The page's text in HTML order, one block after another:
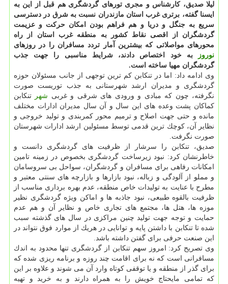
لیلا صدیق، كارشناس و مجری تورهای گردشگری هم قبل از این به
ایسنا گفته، برتری غرب استان مازندران نسبت به شرق در دسترسی
سریع به جنگل و دریا و هم فراهم بودن امكان حركت و عزیمت
گردشگران از اقصی نقاط كشور به منطقه غرب استان از راه
محورهای مواصلاتی كه بیشترین آمار تردد مسافران را در روزهای
نوروز
به خود اختصاص دادند، شرایط مناسبی را جهت جذب
گردشگران مهیا ساخته است.
وی ادامه داد: اما در تنكابن كم ترین توجهی از جانب مسئولان حوزه
گردشگری و مدیران ارشد شهرستانی به جذب توریست صورت
نگرفته، چون كه مبادی و ورودی‏ های شرقی و غربی شهر
تنكابن
كماكان پشت وعده های این سال و آن سال مدیران ادارات مختلف
مانده و حتی جهت اصلاح و ترمیم محور كمربندی و تولید خروجی و
نظایر آن، كوچك ترین قدمی توسط مسئولین ارشد ادارات شهرستان
صورت نگرفت.
صدیق، تنكابن را سرشار از ظرفیت های گردشگری دانست و
خاطرنشان كرد: نبود زیرساخت گردشگری بخصوص در زمینه تامین
امكانات رفاهی برای مسافران و گردشگران، سواحل بی ‎سروسامان
و مملو از آلودگی و زباله، نبود بازارها و بازارچه‏ های سنتی معتبر و
مطرح با عنایت به تولیدات خاص منطقه، عدم بهره برداری مناسب از
ظرفیت بالقوه طبیعی، نبود جاذبه ‏ها و اماكن ویژه گردشگری نظیر
موزه ها، هتل ها، مجتمع های تجاری خاص و نظایر آن و هم عدم
حمایت و توجه جهت تولید چنین مراكزی در سال های گذشته سبب
شده تا تنكابن با داشتن پایه و توانایی در هریك از موارد فوق نتواند در
این صنعت حرفی برای گفتن داشته باشد.
وی تصریح كرد: امروز سهم تنكابن از گردشگری تنها محدود به اندك
مسافرانی است كه نه برای اقامت چند روزه و برنامه ریزی شده كه
برای گذر از منطقه و یا توقفی كوتاه وارد آن می شوند و علاوه بر این
كه تمامی مایحتاج خویش را به همراه دارند و به خرید و تهیه